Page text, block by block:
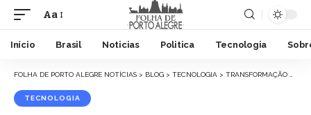
Aa
Início Brasil Noticias Politica Tecnologia
FOLHA DE PORTO ALEGRE NOTÍCIAS > BLOG > TECNOLOGIA > TRANSFORMAÇÃO DIGITAL NO SETOR PÚBLICO EM PORTO ALEGRE IMPULSIONA DEBATE SOBRE INOVAÇÃO E EFICIÊNCIA NA GESTÃO PÚBLICA
TECNOLOGIA